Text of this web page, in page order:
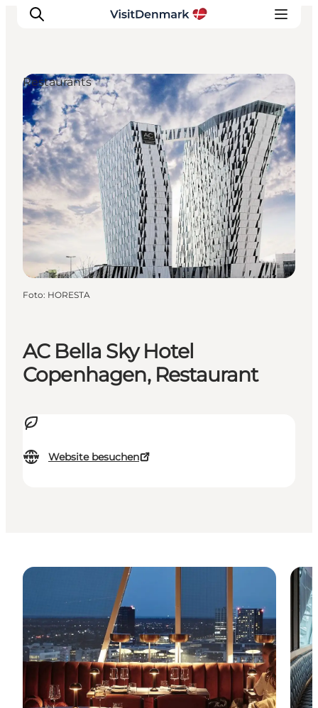
Inspiration
Regionen
Erlebnisse
Unterkünfte
Reiseplanung
AC Bella Sky Hotel
Copenhagen, Restaurant
Website besuchen
Restaurants
Foto: HORESTA